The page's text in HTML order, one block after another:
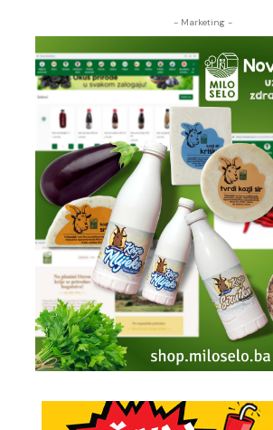
- Marketing -